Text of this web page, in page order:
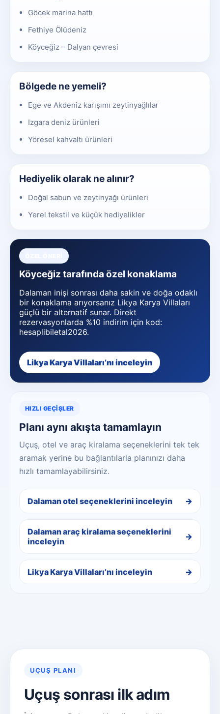
Göcek marina hattı
Fethiye Ölüdeniz
Köyceğiz – Dalyan çevresi
Bölgede ne yemeli?
Ege ve Akdeniz karışımı zeytinyağlılar
Izgara deniz ürünleri
Yöresel kahvaltı ürünleri
Hediyelik olarak ne alınır?
Doğal sabun ve zeytinyağı ürünleri
Yerel tekstil ve küçük hediyelikler
Köyceğiz tarafında özel konaklama
Dalaman inişi sonrası daha sakin ve doğa odaklı
bir konaklama arıyorsanız Likya Karya Villaları
güçlü bir alternatif sunar. Direkt
rezervasyonlarda %10 indirim için kod:
hesaplibiletal2026.
Likya Karya Villaları’nı inceleyin
HIZLI GEÇIŞLER
Planı aynı akışta tamamlayın
Uçuş, otel ve araç kiralama seçeneklerini tek tek
aramak yerine bu bağlantılarla planınızı daha
hızlı tamamlayabilirsiniz.
Dalaman otel seçeneklerini inceleyin
Dalaman araç kiralama seçeneklerini
inceleyin
Likya Karya Villaları’nı inceleyin
UÇUŞ PLANI
Uçuş sonrası ilk adım